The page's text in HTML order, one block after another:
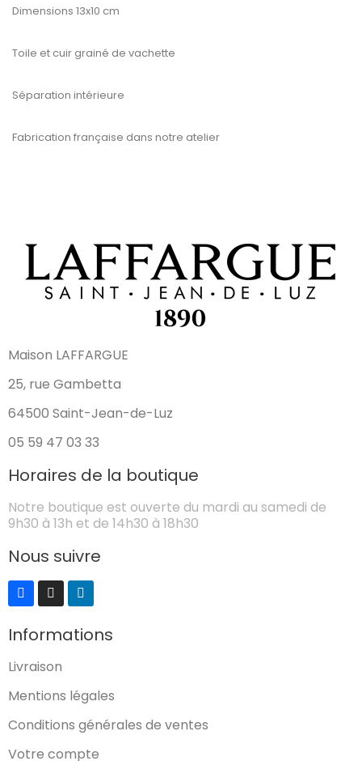
Dimensions 13x10 cm
Toile et cuir grainé de vachette
Séparation intérieure
Fabrication française dans notre atelier
Maison LAFFARGUE
25, rue Gambetta
64500 Saint-Jean-de-Luz
05 59 47 03 33
Horaires de la boutique
Notre boutique est ouverte du mardi au samedi de
9h30 à 13h et de 14h30 à 18h30
Nous suivre
Informations
Livraison
Mentions légales
Conditions générales de ventes
Votre compte